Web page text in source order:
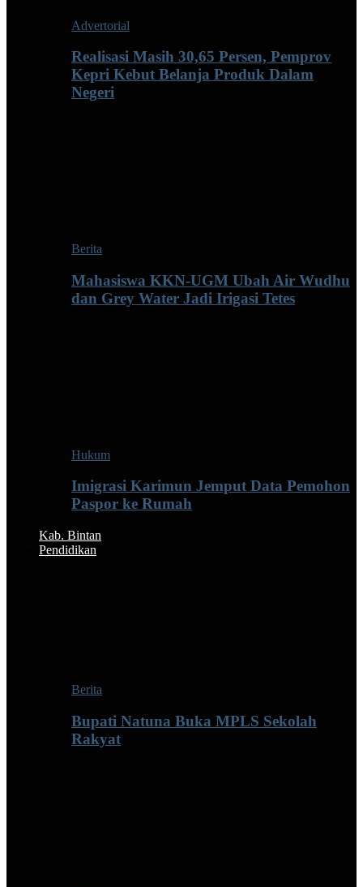
Advertorial
Realisasi Masih 30,65 Persen, Pemprov
Kepri Kebut Belanja Produk Dalam
Negeri
Berita
Mahasiswa KKN-UGM Ubah Air Wudhu
dan Grey Water Jadi Irigasi Tetes
Hukum
Imigrasi Karimun Jemput Data Pemohon
Paspor ke Rumah
Kab. Bintan
Pendidikan
Berita
Bupati Natuna Buka MPLS Sekolah
Rakyat